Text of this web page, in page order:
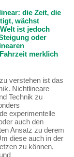
die Zeit, die
wächst
ist jedoch
oder
merklich
verstehen ist das
Nichtlineare
Technik zu
experimentelle
auch den
Ansatz zu derem
diese auch in der
zu können,